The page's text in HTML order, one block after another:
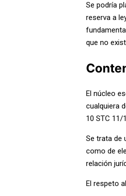
Se podría
reserva a
que no
El núcleo
cualquiera
10 STC 11/
Se trata de
como de
relación
El respeto